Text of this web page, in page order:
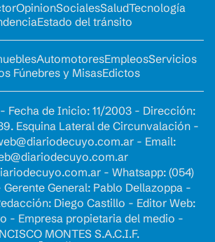
OpinionSocialesSaludTecnología
Estado del tránsito
AutomotoresEmpleosServicios
Fúnebres y MisasEdictos
Fecha de Inicio: 11/2003 - Dirección:
Esquina Lateral de Circunvalación -
- Email:
- Whatsapp: (054)
General: Pablo Dellazoppa -
Diego Castillo - Editor Web:
- Empresa propietaria del medio -
MONTES S.A.C.I.F.